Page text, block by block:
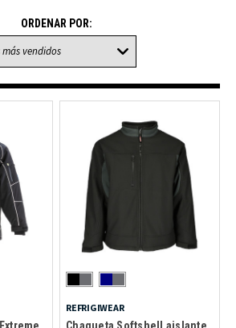
ORDENAR POR:
REFRIGIWEAR